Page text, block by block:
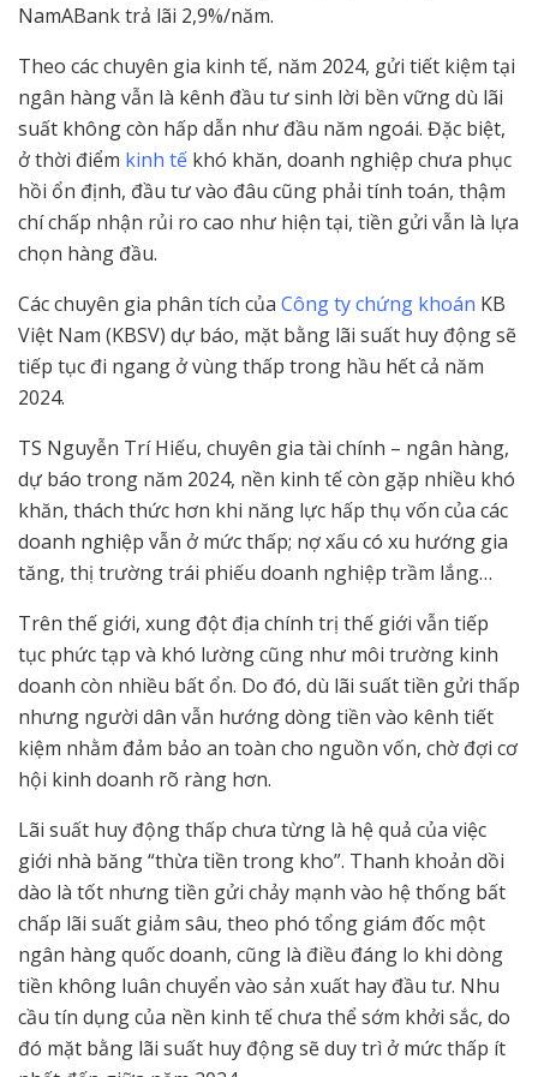
NamABank trả lãi 2,9%/năm.
Theo các chuyên gia kinh tế, năm 2024, gửi tiết kiệm tại
ngân hàng vẫn là kênh đầu tư sinh lời bền vững dù lãi
suất không còn hấp dẫn như đầu năm ngoái. Đặc biệt,
ở thời điểm kinh tế khó khăn, doanh nghiệp chưa phục
hồi ổn định, đầu tư vào đâu cũng phải tính toán, thậm
chí chấp nhận rủi ro cao như hiện tại, tiền gửi vẫn là lựa
chọn hàng đầu.
Các chuyên gia phân tích của Công ty chứng khoán KB
Việt Nam (KBSV) dự báo, mặt bằng lãi suất huy động sẽ
tiếp tục đi ngang ở vùng thấp trong hầu hết cả năm
2024.
TS Nguyễn Trí Hiếu, chuyên gia tài chính – ngân hàng,
dự báo trong năm 2024, nền kinh tế còn gặp nhiều khó
khăn, thách thức hơn khi năng lực hấp thụ vốn của các
doanh nghiệp vẫn ở mức thấp; nợ xấu có xu hướng gia
tăng, thị trường trái phiếu doanh nghiệp trầm lắng…
Trên thế giới, xung đột địa chính trị thế giới vẫn tiếp
tục phức tạp và khó lường cũng như môi trường kinh
doanh còn nhiều bất ổn. Do đó, dù lãi suất tiền gửi thấp
nhưng người dân vẫn hướng dòng tiền vào kênh tiết
kiệm nhằm đảm bảo an toàn cho nguồn vốn, chờ đợi cơ
hội kinh doanh rõ ràng hơn.
Lãi suất huy động thấp chưa từng là hệ quả của việc
giới nhà băng “thừa tiền trong kho”. Thanh khoản dồi
dào là tốt nhưng tiền gửi chảy mạnh vào hệ thống bất
chấp lãi suất giảm sâu, theo phó tổng giám đốc một
ngân hàng quốc doanh, cũng là điều đáng lo khi dòng
tiền không luân chuyển vào sản xuất hay đầu tư. Nhu
cầu tín dụng của nền kinh tế chưa thể sớm khởi sắc, do
đó mặt bằng lãi suất huy động sẽ duy trì ở mức thấp ít